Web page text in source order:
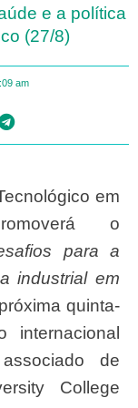
e a política
(27/8)
am
o
para a
industrial em
quinta-
internacional
de
College